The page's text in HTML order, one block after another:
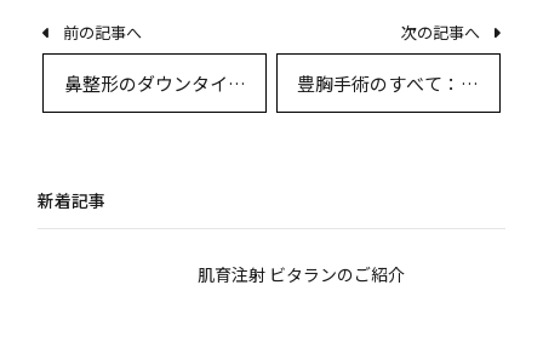
前の記事へ
鼻整形のダウンタイム
と回復期間を徹底解
次の記事へ
豊胸手術のすべて：理
想のバストを叶えるた
新着記事
肌育注射 ビタランのご紹介